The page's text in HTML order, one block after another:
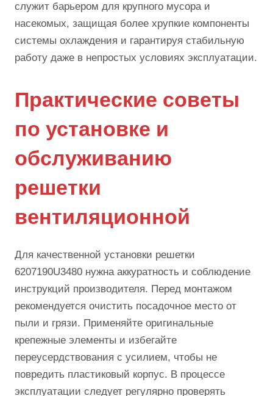
служит барьером для крупного мусора и
насекомых, защищая более хрупкие компоненты
системы охлаждения и гарантируя стабильную
работу даже в непростых условиях эксплуатации.
Практические советы
по установке и
обслуживанию
решетки
вентиляционной
Для качественной установки решетки
6207190U3480 нужна аккуратность и соблюдение
инструкций производителя. Перед монтажом
рекомендуется очистить посадочное место от
пыли и грязи. Применяйте оригинальные
крепежные элементы и избегайте
переусердствования с усилием, чтобы не
повредить пластиковый корпус. В процессе
эксплуатации следует регулярно проверять